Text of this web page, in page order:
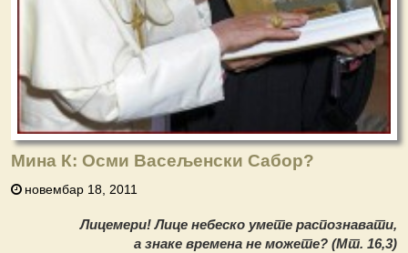
Мина К: Осми Васељенски Сабор?
новембар 18, 2011
Лицемери! Лице небеско умете распознавати,
а знаке времена не можете? (Мт. 16,3)